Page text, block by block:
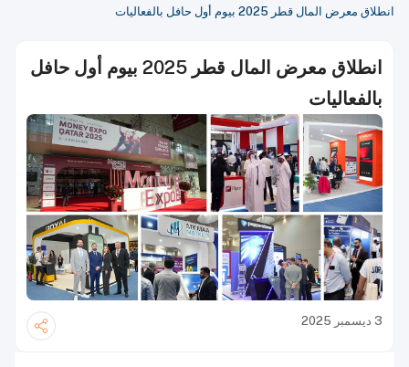
انطلاق معرض المال قطر 2025 بيوم أول حافل بالفعاليات
انطلاق معرض المال قطر 2025 بيوم أول حافل
بالفعاليات
3 ديسمبر 2025